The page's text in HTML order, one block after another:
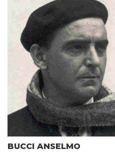
BUCCI ANSELMO